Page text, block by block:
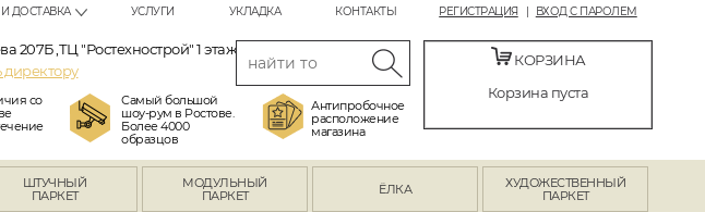
РЕГИСТРАЦИЯ ВХОД С ПАРОЛЕМ
ДОСТАВКА УСЛУГИ УКЛАДКА КОНТАКТЫ
207Б ,ТЦ "Ростехнострой" 1 этаж
директору
со
Самый большой
шоу-рум в Ростове.
Более 4000
образцов
Антипробочное
расположение
магазина
КОРЗИНА
Корзина пуста
ШТУЧНЫЙ
ПАРКЕТ
МОДУЛЬНЫЙ
ПАРКЕТ
ЁЛКА
ХУДОЖЕСТВЕННЫЙ
ПАРКЕТ